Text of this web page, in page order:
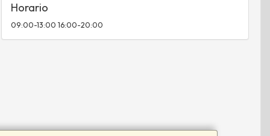
Horario
09:00-13:00 16:00-20:00